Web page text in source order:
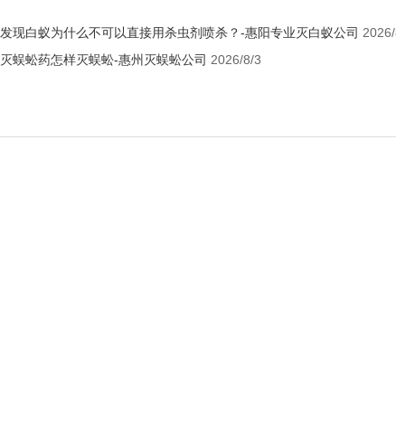
发现白蚁为什么不可以直接用杀虫剂喷杀？-惠阳专业灭白蚁公司
灭蜈蚣药怎样灭蜈蚣-惠州灭蜈蚣公司 2026/8/3